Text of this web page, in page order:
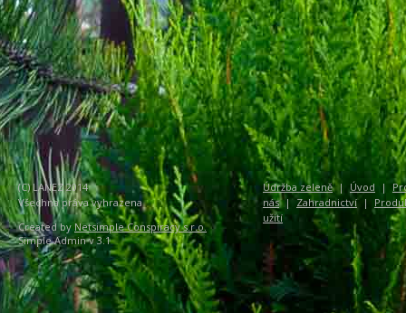
(C) LANEZ 2014
Všechna práva vyhrazena
Created by Netsimple Conspiracy s.r.o.
Simple Admin v 3.1
Údržba zeleně|Úvod |
nás| Zahradnictví|
užití